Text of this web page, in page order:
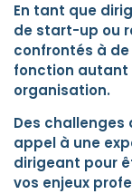
En tant que
de start-up ou
confrontés à
fonction autant
organisation.
Des
appel à une
dirigeant pour
vos enjeux